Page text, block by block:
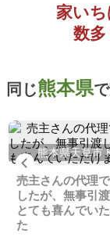
家い
数
同じ熊本県
Previous
熊本県天草市
売主さんの代理
したが、無事引
とても喜んでい
た